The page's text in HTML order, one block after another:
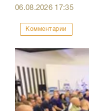
06.08.2026 17:35
Комментарии